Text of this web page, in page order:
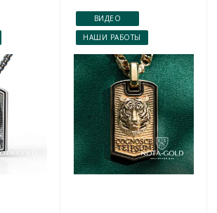
ВИДЕО
НАШИ РАБОТЫ